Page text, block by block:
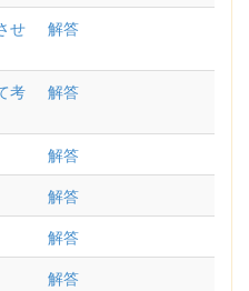
せ
解答
考
解答
解答
解答
解答
解答